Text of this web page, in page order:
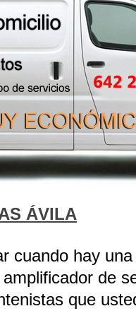
ÁVILA
cuando hay
de
que